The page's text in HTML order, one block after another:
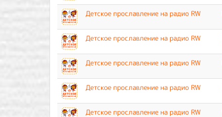
Детское прославление на радио RW
Детское прославление на радио RW
Детское прославление на радио RW
Детское прославление на радио RW
Детское прославление на радио RW